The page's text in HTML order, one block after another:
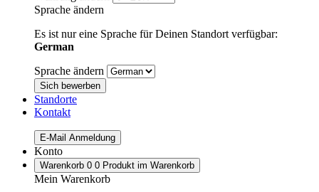
Sprache ändern
Es ist nur eine Sprache für Deinen Standort verfügbar:
German
Sprache ändern
Sich bewerben
Standorte
Kontakt
E-Mail Anmeldung
Konto
Warenkorb 0 0 Produkt im Warenkorb
Mein Warenkorb